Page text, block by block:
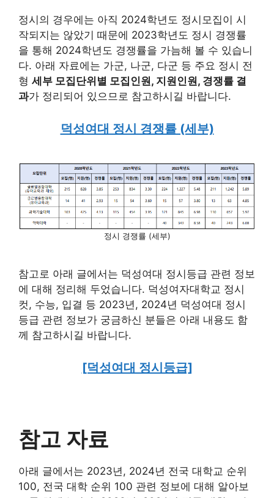
정시의 경우에는 아직 2024학년도 정시모집이 시
작되지는 않았기 때문에 2023학년도 정시 경쟁률
을 통해 2024학년도 경쟁률을 가늠해 볼 수 있습니
다. 아래 자료에는 가군, 나군, 다군 등 주요 정시 전
형 세부 모집단위별 모집인원, 지원인원, 경쟁률 결
과가 정리되어 있으므로 참고하시길 바랍니다.
덕성여대 정시 경쟁률 (세부)
정시 경쟁률 (세부)
참고로 아래 글에서는 덕성여대 정시등급 관련 정보
에 대해 정리해 두었습니다. 덕성여자대학교 정시
컷, 수능, 입결 등 2023년, 2024년 덕성여대 정시
등급 관련 정보가 궁금하신 분들은 아래 내용도 함
께 참고하시길 바랍니다.
[덕성여대 정시등급]
참고 자료
아래 글에서는 2023년, 2024년 전국 대학교 순위
100, 전국 대학 순위 100 관련 정보에 대해 알아보